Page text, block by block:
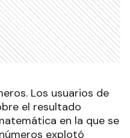
Los usuarios de
el resultado
en la que se
explotó